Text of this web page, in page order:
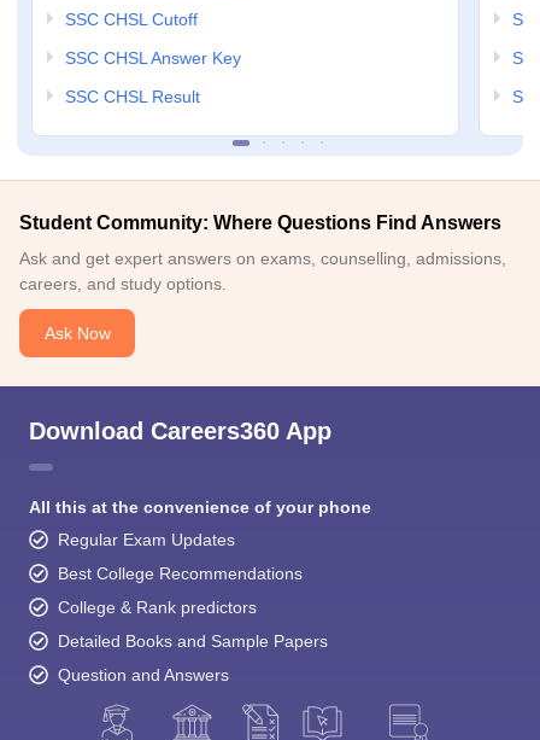
SSC CHSL Cutoff
SSC CHSL Answer Key
SSC CHSL Result
Student Community: Where Questions Find Answers
Ask and get expert answers on exams, counselling, admissions,
careers, and study options.
Ask Now
Download Careers360 App
All this at the convenience of your phone
Regular Exam Updates
Best College Recommendations
College & Rank predictors
Detailed Books and Sample Papers
Question and Answers